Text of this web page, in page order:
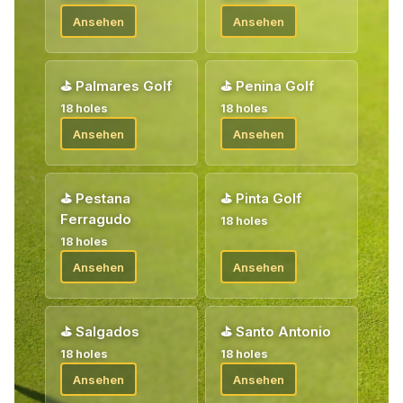
Ansehen Ansehen
⛳ Palmares Golf
18 holes
Ansehen
⛳ Penina Golf
18 holes
Ansehen
⛳ Pestana
Ferragudo
18 holes
Ansehen
⛳ Pinta Golf
18 holes
Ansehen
⛳ Salgados
18 holes
Ansehen
⛳ Santo Antonio
18 holes
Ansehen